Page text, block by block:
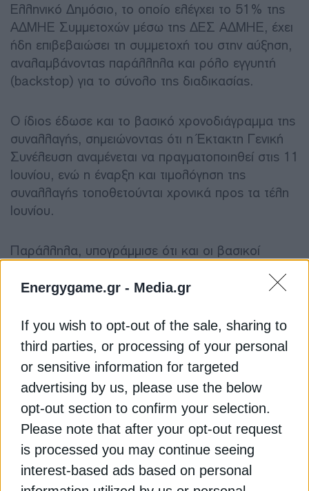
Energygame.gr - Media.gr
If you wish to opt-out of the sale, sharing to
third parties, or processing of your personal
or sensitive information for targeted
advertising by us, please use the below
opt-out section to confirm your selection.
Please note that after your opt-out request
is processed you may continue seeing
interest-based ads based on personal
Ελληνικό Δημόσιο, το οποίο ελέγχει το 51% της
ΑΔΜΗΕ Συμμετοχών μέσω της ΔΕΣ ΑΔΜΗΕ, έχει
ήδη επιβεβαιώσει τη συμμετοχή του στην αύξηση,
αναλαμβάνοντας παράλληλα και ρόλο εγγυητή
(backstop) για το σύνολο της διαδικασίας.
Ο ίδιος έδωσε και το βασικό χρονοδιάγραμμα της
συναλλαγής, σημειώνοντας ότι η Έκτακτη Γενική
Συνέλευση αναμένεται να πραγματοποιηθεί στις 11
Ιουνίου, ενώ η έναρξη και τιμολόγηση της
συναλλαγής τοποθετούνται χρονικά προς τα τέλη
Ιουνίου.
Παράλληλα, υπογράμμισε ότι και οι βασικοί
State Grid έχουν δεσμευθεί να συμμετάσχουν
Διαχειριστή, διατηρώντας αμετάβλητη τη μετοχική
σύνθεση της εταιρείας.
Γιατί ο ΑΔΜΗΕ παρουσιάζεται ως
«σπάνιο» asset στην Ευρώπη
Στο οικονομικό σκέλος της παρουσίασης προς
τους διεθνείς επενδυτές, η Deputy CFO του
ΑΔΜΗΕ, Ελένη Ζαρίκου, επιχείρησε να αναδείξει